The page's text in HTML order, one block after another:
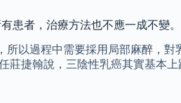
者，治療方法也不應一成不變
以過程中需要採用局部麻醉，
捷翰說，三陰性乳癌其實基本